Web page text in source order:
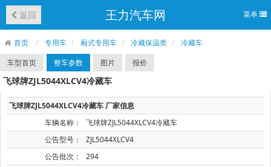
返回 王力汽车网 菜单
首页 专用车 厢式专用车 冷藏保温类
冷藏车
车型首页
整车参数 图片 报价
飞球牌ZJL5044XLCV4冷藏车
飞球牌ZJL5044XLCV4冷藏车 厂家信息
车辆名称：
飞球牌ZJL5044XLCV4冷藏车
公告型号：
ZJL5044XLCV4
公告批次：
294